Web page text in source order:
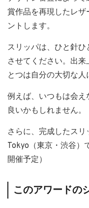
賞作品を再現したレ
ントします。
スリッパは、ひと針
させてください。出
とつは自分の大切な人
例えば、いつもは会
良いかもしれません。
さらに、完成したス
Tokyo（東京・渋谷）
開催予定）
このアワードの